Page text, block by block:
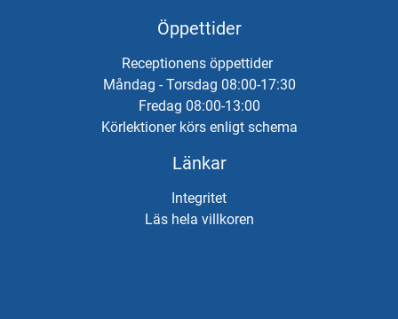
Öppettider
Receptionens öppettider
Måndag - Torsdag 08:00-17:30
Fredag 08:00-13:00
Körlektioner körs enligt schema
Länkar
Integritet
Läs hela villkoren